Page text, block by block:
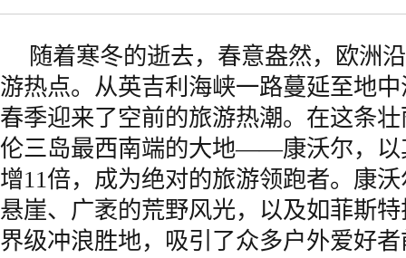
随着寒冬的逝去，春意盎然，欧洲
游热点。从英吉利海峡一路蔓延至地
春季迎来了空前的旅游热潮。在这条
伦三岛最西南端的大地——康沃尔，以
增11倍，成为绝对的旅游领跑者。康
悬崖、广袤的荒野风光，以及如菲斯
界级冲浪胜地，吸引了众多户外爱好